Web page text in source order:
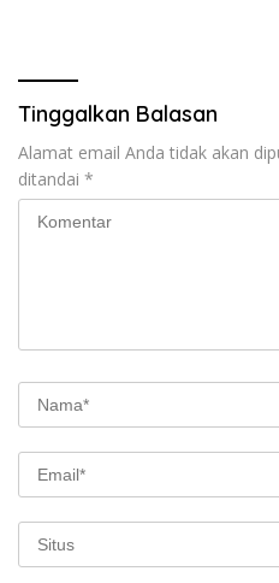
Tinggalkan Balasan
Alamat email Anda tidak akan
ditandai *